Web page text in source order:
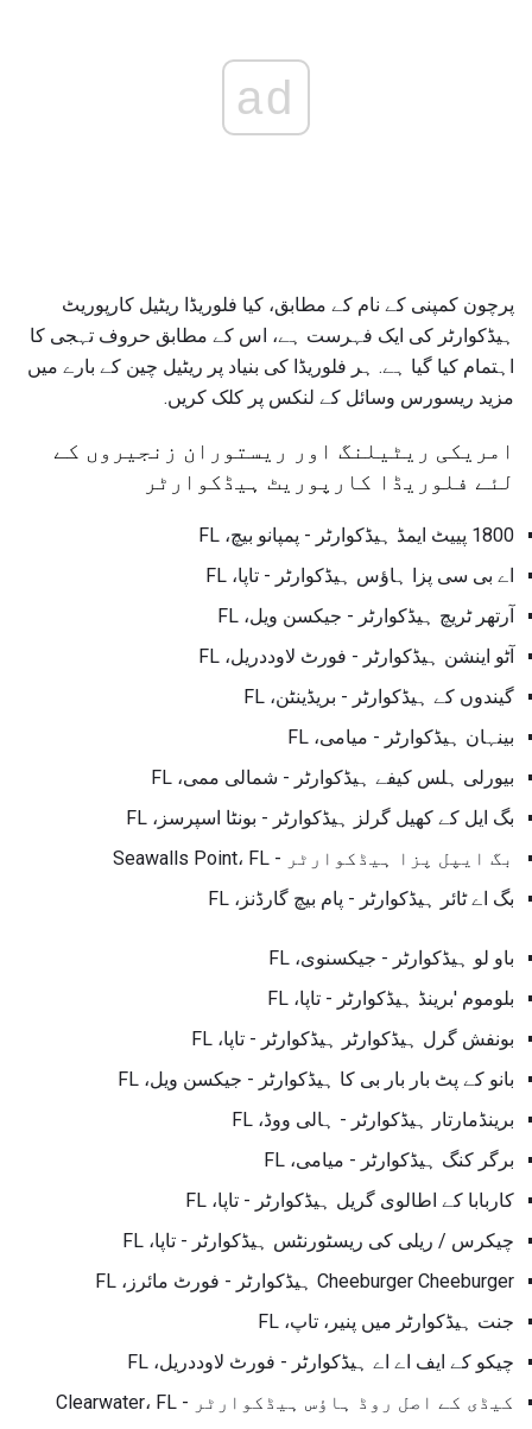
ad
پرچون کمپنی کے نام کے مطابق، کیا فلوریڈا ریٹیل کارپوریٹ
ہیڈکوارٹر کی ایک فہرست ہے، اس کے مطابق حروف تہجی کا
اہتمام کیا گیا ہے. ہر فلوریڈا کی بنیاد پر ریٹیل چین کے بارے میں
مزید ریسورس وسائل کے لنکس پر کلک کریں.
امریکی ریٹیلنگ اور ریستوران زنجیروں کے
لئے فلوریڈا کارپوریٹ ہیڈکوارٹر
1800 پییٹ ایمڈ ہیڈکوارٹر - پمپانو بیچ، FL
اے بی سی پزا ہاؤس ہیڈکوارٹر - تاپا، FL
آرتھر ٹریچ ہیڈکوارٹر - جیکسن ویل، FL
آٹو اینشن ہیڈکوارٹر - فورٹ لاوددریل، FL
گیندوں کے ہیڈکوارٹر - بریڈینٹن، FL
بینہان ہیڈکوارٹر - میامی، FL
بیورلی ہلس کیفے ہیڈکوارٹر - شمالی ممی، FL
بگ ایل کے کھیل گرلز ہیڈکوارٹر - بونٹا اسپرسز، FL
بگ ایپل پزا ہیڈکوارٹر - Seawalls Point، FL
بگ اے ٹائر ہیڈکوارٹر - پام بیچ گارڈنز، FL
باو لو ہیڈکوارٹر - جیکسنوی، FL
بلوموم 'برینڈ ہیڈکوارٹر - تاپا، FL
بونفش گرل ہیڈکوارٹر ہیڈکوارٹر - تاپا، FL
بانو کے پٹ بار بار بی کا ہیڈکوارٹر - جیکسن ویل، FL
برینڈمارتار ہیڈکوارٹر - ہالی ووڈ، FL
برگر کنگ ہیڈکوارٹر - میامی، FL
کاربابا کے اطالوی گریل ہیڈکوارٹر - تاپا، FL
چیکرس / ریلی کی ریسٹورنٹس ہیڈکوارٹر - تاپا، FL
Cheeburger Cheeburger ہیڈکوارٹر - فورٹ مائرز، FL
جنت ہیڈکوارٹر میں پنیر، تاپ، FL
چیکو کے ایف اے اے ہیڈکوارٹر - فورٹ لاوددریل، FL
کیڈی کے اصل روڈ ہاؤس ہیڈکوارٹر - Clearwater، FL